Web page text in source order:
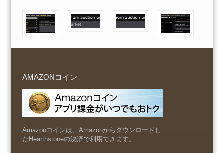
AMAZONコイン
Amazonコインは、Amazonからダウンロードし
たHearthstoneの決済で利用できます。